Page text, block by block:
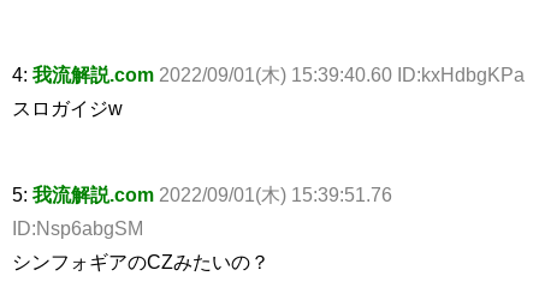
4: 我流解説.com 2022/09/01(木) 15:39:40.60 ID:kxHdbgKPa
スロガイジw
5: 我流解説.com 2022/09/01(木) 15:39:51.76
ID:Nsp6abgSM
シンフォギアのCZみたいの？